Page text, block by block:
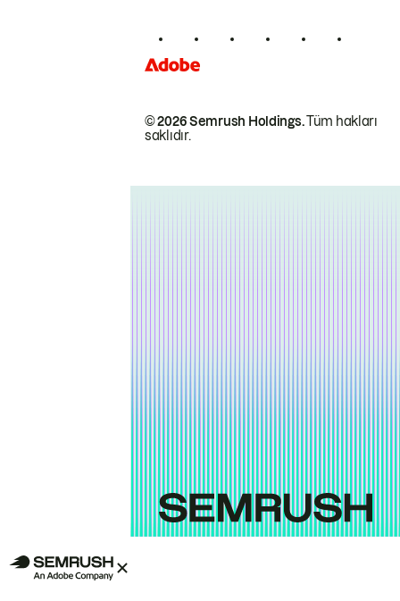
© 2026 Semrush Holdings.Tüm hakları
saklıdır.